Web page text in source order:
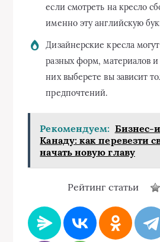
если смотреть на кресло
именно эту английскую
Дизайнерские кресла
разных форм, материалов и
них выберете вы зависит
предпочтений.
Рекомендуем: Бизнес-
Канаду: как перевезти
начать новую главу
Рейтинг статьи